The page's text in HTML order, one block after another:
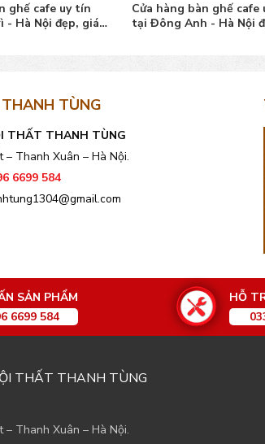
ghế cafe uy tín
Hà Nội đẹp, giá
Cửa hàng bàn ghế cafe
tại Ba Vì - Hà Nội đẹp,
TÙNG
THẤT THANH TÙNG
– Thanh Xuân – Hà Nội.
6699 584
SẢN PHẨM
6699 584
HỖ
THẤT THANH TÙNG
– Thanh Xuân – Hà Nội.